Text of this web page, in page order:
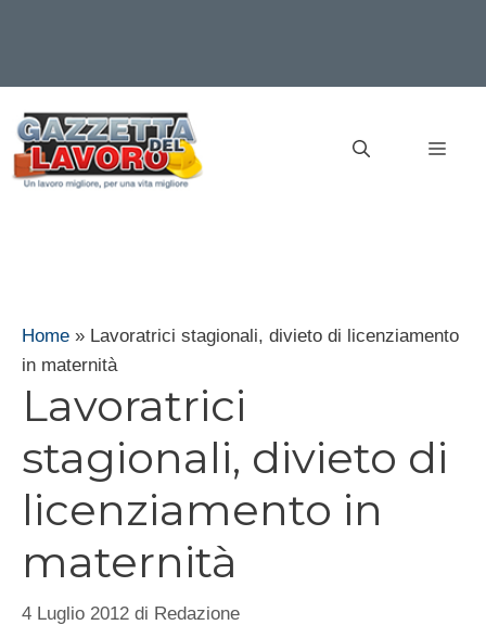
contenuto
Home » Lavoratrici stagionali, divieto di licenziamento
in maternità
Lavoratrici
stagionali, divieto di
licenziamento in
maternità
4 Luglio 2012 di Redazione